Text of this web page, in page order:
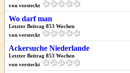
von versteckt
Wo darf man
Letzter Beitrag 853 Wochen
von versteckt
Ackersuche Niederlande
Letzter Beitrag 853 Wochen
von versteckt